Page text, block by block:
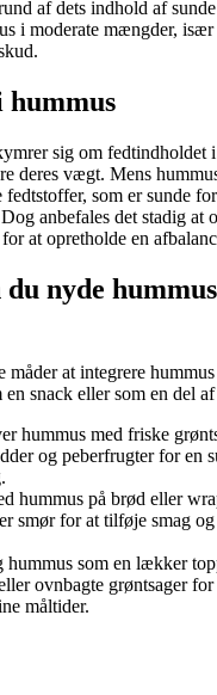
af dets indhold af
i moderate mængder,
hummus
sig om fedtindholdet
deres vægt. Mens
som er sunde
anbefales det stadig at
at opretholde en
nyde
måder at integrere
en snack eller som en del
hummus med friske
og peberfrugter for en
hummus på brød eller
smør for at tilføje smag
hummus som en lækker
ovnbagte grøntsager
måltider.